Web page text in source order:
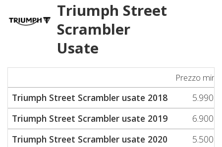
Triumph Street
Scrambler
Usate
Prezzo
Triumph Street Scrambler usate 2018
5.990
Triumph Street Scrambler usate 2019
6.900
Triumph Street Scrambler usate 2020
5.500